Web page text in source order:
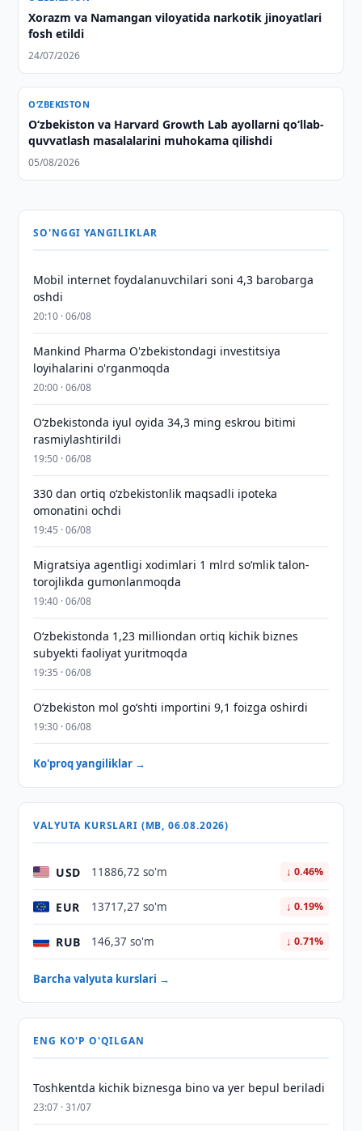
Xorazm va Namangan viloyatida narkotik jinoyatlari
fosh etildi
24/07/2026
O‘ZBEKISTON
Oʻzbekiston va Harvard Growth Lab ayollarni qoʻllab-
quvvatlash masalalarini muhokama qilishdi
05/08/2026
SO'NGGI YANGILIKLAR
Mobil internet foydalanuvchilari soni 4,3 barobarga
oshdi
20:10 · 06/08
Mankind Pharma O'zbekistondagi investitsiya
loyihalarini o'rganmoqda
20:00 · 06/08
O‘zbekistonda iyul oyida 34,3 ming eskrou bitimi
rasmiylashtirildi
19:50 · 06/08
330 dan ortiq o‘zbekistonlik maqsadli ipoteka
omonatini ochdi
19:45 · 06/08
Migratsiya agentligi xodimlari 1 mlrd so‘mlik talon-
torojlikda gumonlanmoqda
19:40 · 06/08
O‘zbekistonda 1,23 milliondan ortiq kichik biznes
subyekti faoliyat yuritmoqda
19:35 · 06/08
O‘zbekiston mol go‘shti importini 9,1 foizga oshirdi
19:30 · 06/08
Ko'proq yangiliklar →
VALYUTA KURSLARI (MB, 06.08.2026)
USD 11886,72 so'm ↓ 0.46%
EUR 13717,27 so'm ↓ 0.19%
RUB 146,37 so'm ↓ 0.71%
Barcha valyuta kurslari →
ENG KO'P O'QILGAN
Toshkentda kichik biznesga bino va yer bepul beriladi
23:07 · 31/07